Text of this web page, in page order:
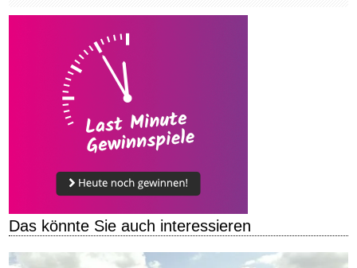
Das könnte Sie auch interessieren